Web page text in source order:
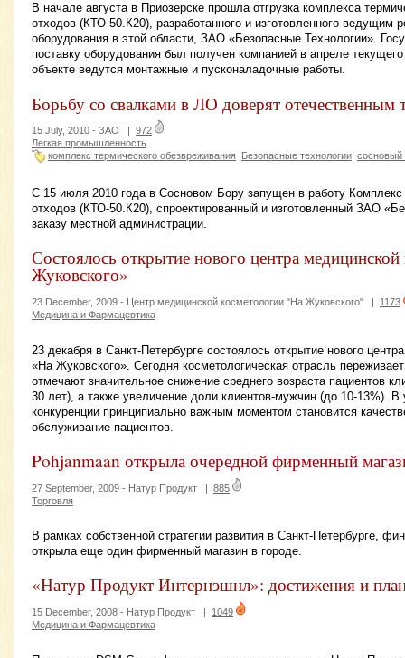
В начале августа в Приозерске прошла отгрузка комплекса
отходов (КТО-50.К20), разработанного и изготовленного ведущим
оборудования в этой области, ЗАО «Безопасные Технологии».
поставку оборудования был получен компанией в апреле
объекте ведутся монтажные и пусконаладочные работы.
Борьбу со свалками в ЛО доверят отечественным
15 July, 2010 - ЗАО
972
Легкая промышленность
комплекс термического обезвреживания
Безопасные технологии сосновый
С 15 июля 2010 года в Сосновом Бору запущен в работу Комплекс
отходов (КТО-50.К20), спроектированный и изготовленный ЗАО
заказу местной администрации.
Состоялось открытие нового центра
Жуковского»
23 December, 2009 - Центр медицинской косметологии "На Жуковского" | 1173
Медицина и Фармацевтика
23 декабря в Санкт-Петербурге состоялось открытие нового
«На Жуковского». Сегодня косметологическая отрасль
отмечают значительное снижение среднего возраста пациентов
30 лет), а также увеличение доли клиентов-мужчин (до 10-13%). В
конкуренции принципиально важным моментом становится
обслуживание пациентов.
Pohjanmaan открыла очередной фирменный
27 September, 2009 - Натур Продукт | 885
Торговля
В рамках собственной стратегии развития в Санкт-Петербурге,
открыла еще один фирменный магазин в городе.
«Натур Продукт Интернэшнл»: достижения и
15 December, 2008 - Натур Продукт | 1049
Медицина и Фармацевтика